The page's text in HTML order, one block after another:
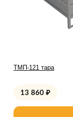
ТМП-121 тара
13 860 ₽